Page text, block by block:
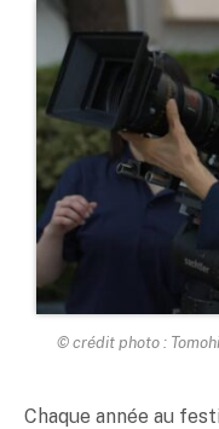
© crédit photo :
Chaque année au